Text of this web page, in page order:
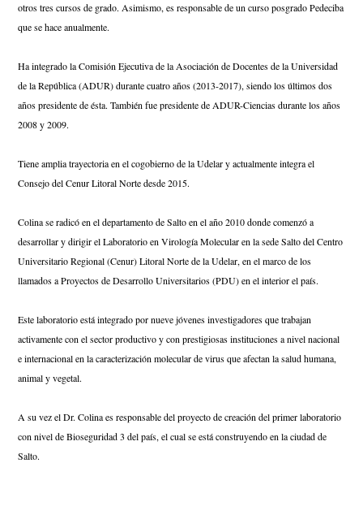
otros tres cursos de grado. Asimismo, es responsable de un curso posgrado Pedeciba
que se hace anualmente.
Ha integrado la Comisión Ejecutiva de la Asociación de Docentes de la Universidad
de la República (ADUR) durante cuatro años (2013-2017), siendo los últimos dos
años presidente de ésta. También fue presidente de ADUR-Ciencias durante los años
2008 y 2009.
Tiene amplia trayectoria en el cogobierno de la Udelar y actualmente integra el
Consejo del Cenur Litoral Norte desde 2015.
Colina se radicó en el departamento de Salto en el año 2010 donde comenzó a
desarrollar y dirigir el Laboratorio en Virología Molecular en la sede Salto del Centro
Universitario Regional (Cenur) Litoral Norte de la Udelar, en el marco de los
llamados a Proyectos de Desarrollo Universitarios (PDU) en el interior el país.
Este laboratorio está integrado por nueve jóvenes investigadores que trabajan
activamente con el sector productivo y con prestigiosas instituciones a nivel nacional
e internacional en la caracterización molecular de virus que afectan la salud humana,
animal y vegetal.
A su vez el Dr. Colina es responsable del proyecto de creación del primer laboratorio
con nivel de Bioseguridad 3 del país, el cual se está construyendo en la ciudad de
Salto.